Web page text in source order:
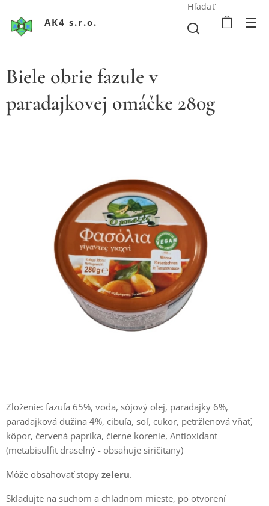
AK4 s.r.o.
Hľadať
Biele obrie fazule v
paradajkovej omáčke 280g
Zloženie: fazuľa 65%, voda, sójový olej, paradajky 6%,
paradajková dužina 4%, cibuľa, soľ, cukor, petržlenová vňať,
kôpor, červená paprika, čierne korenie, Antioxidant
(metabisulfit draselný - obsahuje siričitany)
Môže obsahovať stopy zeleru.
Skladujte na suchom a chladnom mieste, po otvorení